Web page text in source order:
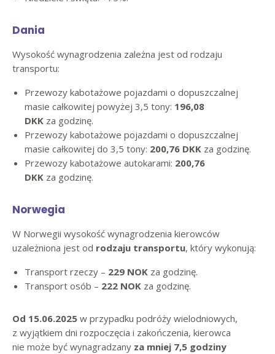
Dania
Wysokość wynagrodzenia zależna jest od rodzaju
transportu:
Przewozy kabotażowe pojazdami o dopuszczalnej
masie całkowitej powyżej 3,5 tony: 196,08
DKK za godzinę.
Przewozy kabotażowe pojazdami o dopuszczalnej
masie całkowitej do 3,5 tony: 200,76 DKK za godzinę.
Przewozy kabotażowe autokarami: 200,76
DKK za godzinę.
Norwegia
W Norwegii wysokość wynagrodzenia kierowców
uzależniona jest od rodzaju transportu, który wykonują:
Transport rzeczy – 229 NOK za godzinę.
Transport osób – 222 NOK za godzinę.
Od 15.06.2025 w przypadku podróży wielodniowych,
z wyjątkiem dni rozpoczęcia i zakończenia, kierowca
nie może być wynagradzany za mniej 7,5 godziny